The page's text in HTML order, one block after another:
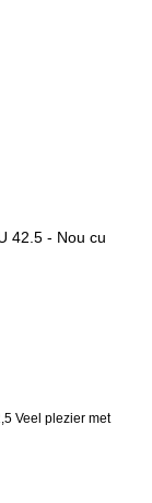
42.5 - Nou cu
Veel plezier met